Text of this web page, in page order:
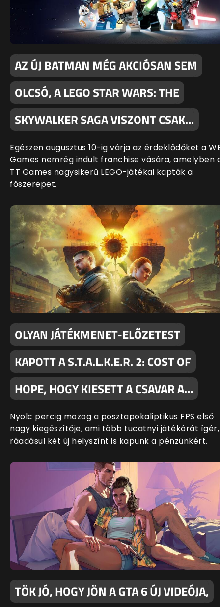
AZ ÚJ BATMAN MÉG AKCIÓSAN SEM
OLCSÓ, A LEGO STAR WARS: THE
SKYWALKER SAGA VISZONT CSAK…
Egészen augusztus 10-ig várja az érdeklődőket a
Games nemrég indult franchise vására, amelyben
TT Games nagysikerű LEGO-játékai kapták a
főszerepet.
OLYAN JÁTÉKMENET-ELŐZETEST
KAPOTT A S.T.A.L.K.E.R. 2: COST OF
HOPE, HOGY KIESETT A CSAVAR A…
Nyolc percig mozog a posztapokaliptikus FPS első
nagy kiegészítője, ami több tucatnyi játékórát ígér,
ráadásul két új helyszínt is kapunk a pénzünkért.
TÖK JÓ, HOGY JÖN A GTA 6 ÚJ VIDEÓJA,